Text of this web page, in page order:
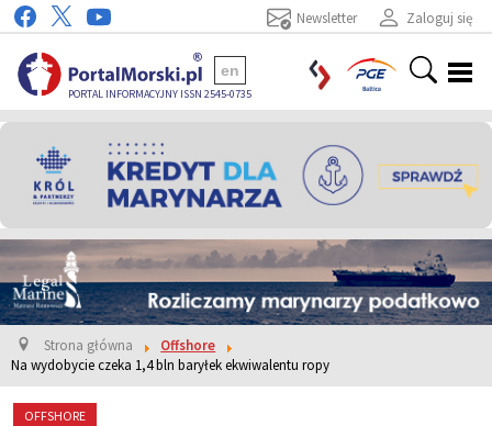
Zaloguj się
Newsletter
PORTAL INFORMACYJNY ISSN 2545-0735
en
Strona główna
Offshore
Na wydobycie czeka 1,4 bln baryłek ekwiwalentu ropy
OFFSHORE